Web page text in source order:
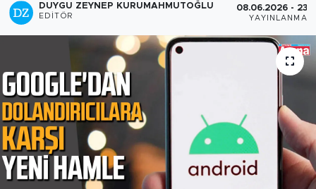
DUYGU ZEYNEP KURUMAHMUTOĞLU
EDITÖR
08.06.2026 -
YAYINLANMA